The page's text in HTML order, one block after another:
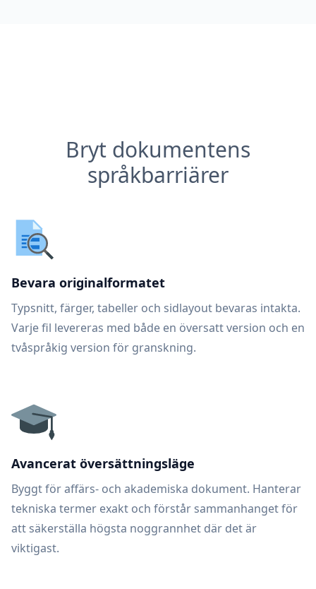
Bryt dokumentens
språkbarriärer
Bevara originalformatet
Typsnitt, färger, tabeller och sidlayout bevaras intakta.
Varje fil levereras med både en översatt version och en
tvåspråkig version för granskning.
Avancerat översättningsläge
Byggt för affärs- och akademiska dokument. Hanterar
tekniska termer exakt och förstår sammanhanget för
att säkerställa högsta noggrannhet där det är
viktigast.